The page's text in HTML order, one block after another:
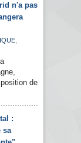
n'a pas
,
de
:
sa